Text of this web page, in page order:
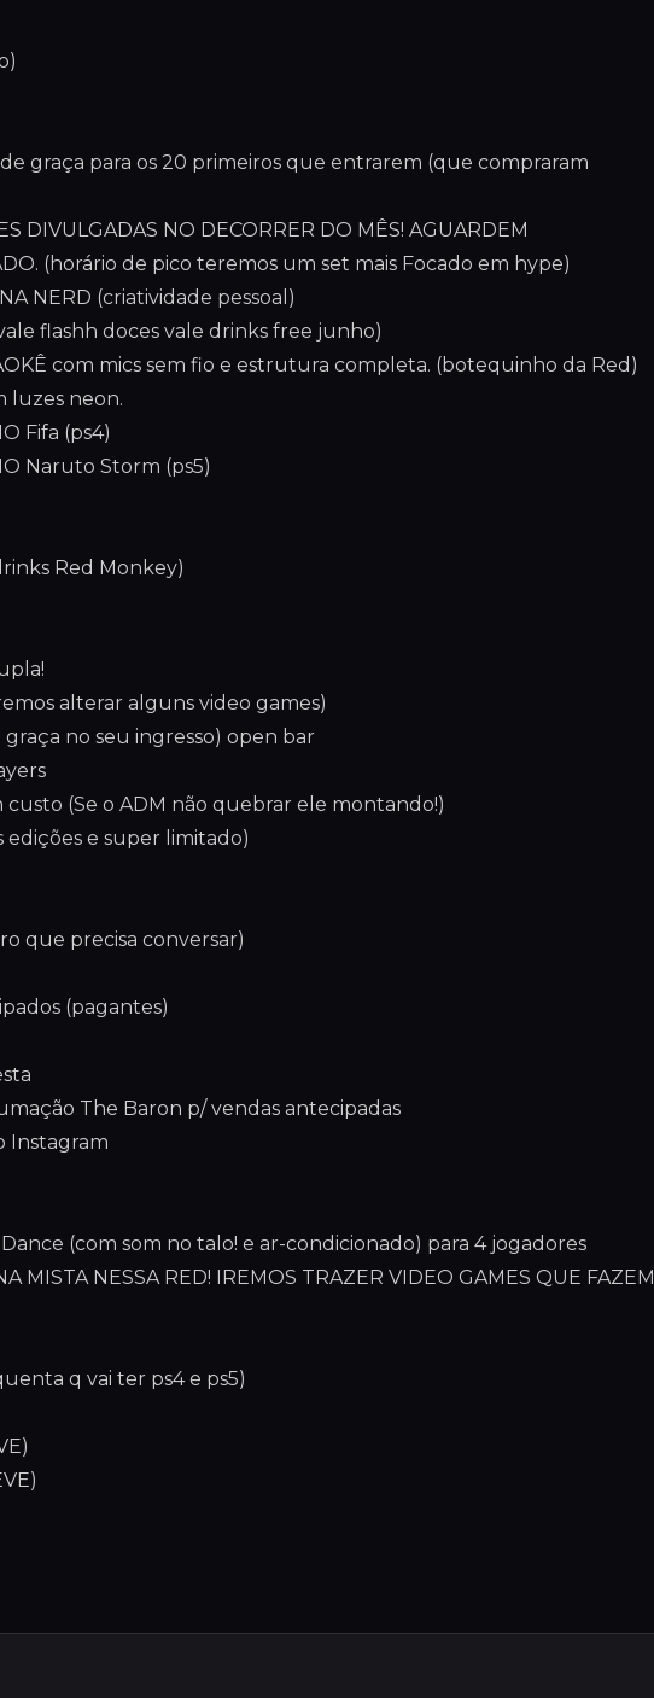
de graça para os 20 primeiros que entrarem (que compraram
DIVULGADAS NO DECORRER DO MÊS! AGUARDEM
(horário de pico teremos um set mais Focado em hype)
NERD (criatividade pessoal)
flashh doces vale drinks free junho)
com mics sem fio e estrutura completa. (botequinho da Red)
luzes neon.
Fifa (ps4)
Naruto Storm (ps5)
Red Monkey)
alterar alguns video games)
graça no seu ingresso) open bar
custo (Se o ADM não quebrar ele montando!)
edições e super limitado)
que precisa conversar)
(pagantes)
The Baron p/ vendas antecipadas
Instagram
Dance (com som no talo! e ar-condicionado) para 4 jogadores
MISTA NESSA RED! IREMOS TRAZER VIDEO GAMES QUE FAZEM
q vai ter ps4 e ps5)